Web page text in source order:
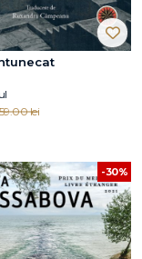
59.00 lei
-30%